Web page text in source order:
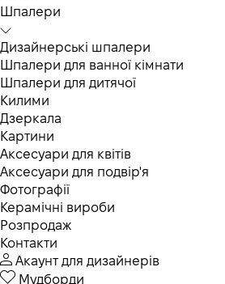
Шпалери
Дизайнерські шпалери
Шпалери для ванної кімнати
Шпалери для дитячої
Килими
Дзеркала
Картини
Аксесуари для квітів
Аксесуари для подвір'я
Фотографії
Керамічні вироби
Розпродаж
Контакти
Акаунт для дизайнерів
Мудборди